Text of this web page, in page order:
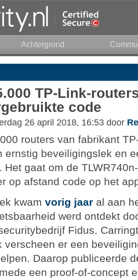
Achtergrond
TP-Link-
code
26 april 2018, 16:53 door
routers van fabrikant
ernstig beveiligingslek en
Het gaat om de
op afstand code op het
kwam vorig jaaral aan
werd ontdekt
Fidus.
verscheen er een
Daarop publiceerde
een proof-of-concept